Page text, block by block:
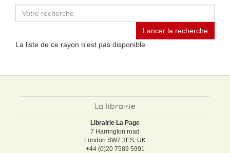
Lancer la recherche
La liste de ce rayon n'est pas disponible
La librairie
Librairie La Page
7 Harrington road
London SW7 3ES, UK
+44 (0)20 7589 5991